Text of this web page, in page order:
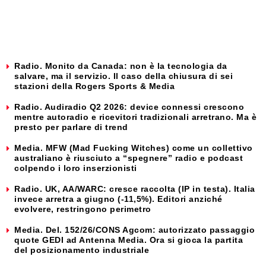
Radio. Monito da Canada: non è la tecnologia da
salvare, ma il servizio. Il caso della chiusura di sei
stazioni della Rogers Sports & Media
Radio. Audiradio Q2 2026: device connessi crescono
mentre autoradio e ricevitori tradizionali arretrano. Ma è
presto per parlare di trend
Media. MFW (Mad Fucking Witches) come un collettivo
australiano è riusciuto a “spegnere” radio e podcast
colpendo i loro inserzionisti
Radio. UK, AA/WARC: cresce raccolta (IP in testa). Italia
invece arretra a giugno (-11,5%). Editori anziché
evolvere, restringono perimetro
Media. Del. 152/26/CONS Agcom: autorizzato passaggio
quote GEDI ad Antenna Media. Ora si gioca la partita
del posizionamento industriale